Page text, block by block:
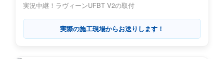
実況中継！ラヴィーンUFBT V2の取付
実際の施工現場からお送りします！